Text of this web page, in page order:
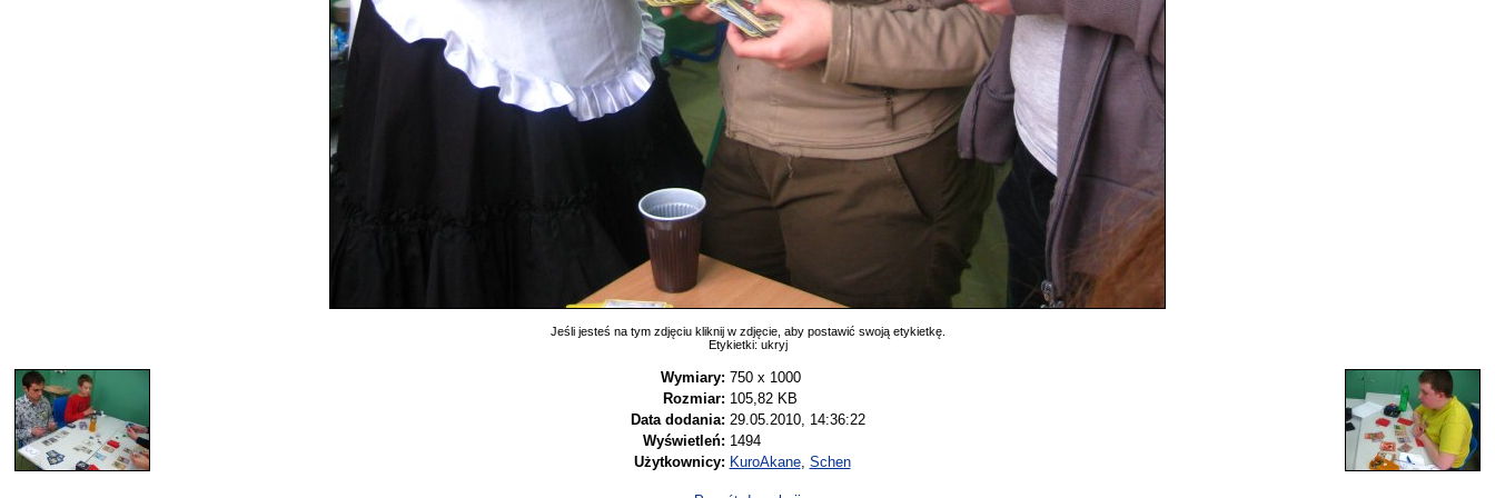
Jeśli jesteś na tym zdjęciu kliknij w zdjęcie, aby postawić swoją etykietkę.
Etykietki: ukryj
Wymiary: 750 x 1000
Rozmiar: 105,82 KB
Data dodania: 29.05.2010, 14:36:22
Wyświetleń: 1494
Użytkownicy: KuroAkane, Schen